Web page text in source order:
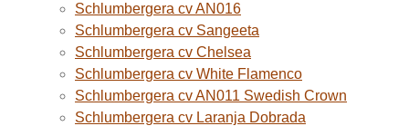
Schlumbergera cv AN016
Schlumbergera cv Sangeeta
Schlumbergera cv Chelsea
Schlumbergera cv White Flamenco
Schlumbergera cv AN011 Swedish Crown
Schlumbergera cv Laranja Dobrada